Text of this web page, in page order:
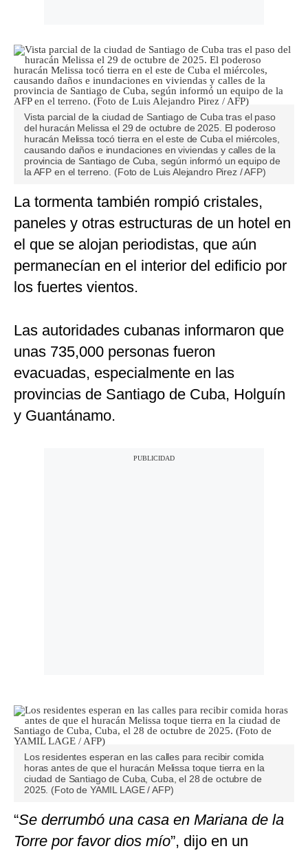
Vista parcial de la ciudad de Santiago de Cuba tras el paso
del huracán Melissa el 29 de octubre de 2025. El poderoso
huracán Melissa tocó tierra en el este de Cuba el miércoles,
causando daños e inundaciones en viviendas y calles de la
provincia de Santiago de Cuba, según informó un equipo de
la AFP en el terreno. (Foto de Luis Alejandro Pirez / AFP)
La tormenta también rompió cristales,
paneles y otras estructuras de un hotel en
el que se alojan periodistas, que aún
permanecían en el interior del edificio por
los fuertes vientos.
Las autoridades cubanas informaron que
unas 735,000 personas fueron
evacuadas, especialmente en las
provincias de Santiago de Cuba, Holguín
y Guantánamo.
Los residentes esperan en las calles para recibir comida
horas antes de que el huracán Melissa toque tierra en la
ciudad de Santiago de Cuba, Cuba, el 28 de octubre de
2025. (Foto de YAMIL LAGE / AFP)
“Se derrumbó una casa en Mariana de la
Torre por favor dios mío”, dijo en un